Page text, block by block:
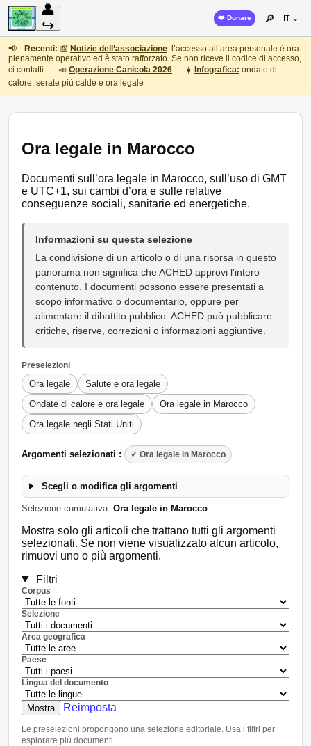
👤
↪
❤️ Donare 🔎 IT ⌄
📢 Recenti: 📰 Notizie dell’associazione: l’accesso all’area personale è ora
pienamente operativo ed è stato rafforzato. Se non riceve il codice di accesso,
ci contatti. — 📣 Operazione Canicola 2026 — ☀️ Infografica: ondate di
calore, serate più calde e ora legale
Ora legale in Marocco
Documenti sull’ora legale in Marocco, sull’uso di GMT
e UTC+1, sui cambi d’ora e sulle relative
conseguenze sociali, sanitarie ed energetiche.
Informazioni su questa selezione
La condivisione di un articolo o di una risorsa in questo
panorama non significa che ACHED approvi l'intero
contenuto. I documenti possono essere presentati a
scopo informativo o documentario, oppure per
alimentare il dibattito pubblico. ACHED può pubblicare
critiche, riserve, correzioni o informazioni aggiuntive.
Preselezioni
Ora legale
Salute e ora legale
Ondate di calore e ora legale
Ora legale in Marocco
Ora legale negli Stati Uniti
Argomenti selezionati : ✓ Ora legale in Marocco
Scegli o modifica gli argomenti
Selezione cumulativa: Ora legale in Marocco
Mostra solo gli articoli che trattano tutti gli argomenti
selezionati. Se non viene visualizzato alcun articolo,
rimuovi uno o più argomenti.
Filtri
Corpus
Selezione
Area geografica
Paese
Lingua del documento
Mostra Reimposta
Le preselezioni propongono una selezione editoriale. Usa i filtri per
esplorare più documenti.